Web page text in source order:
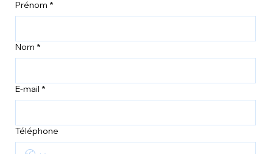
Prénom *
Nom *
E-mail *
Téléphone